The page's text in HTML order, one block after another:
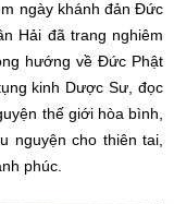
ngày khánh đản Đức
Hải đã trang nghiêm
hướng về Đức Phật
kinh Dược Sư, đọc
thế giới hòa bình,
nguyện cho thiên tai,
phúc.